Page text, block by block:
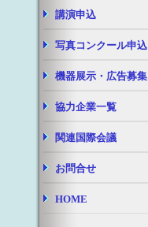
講演申込
写真コンクール申込
機器展示・広告募集
協力企業一覧
関連国際会議
お問合せ
HOME